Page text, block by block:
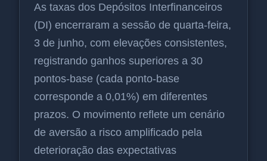
As taxas dos Depósitos Interfinanceiros
(DI) encerraram a sessão de quarta-feira,
3 de junho, com elevações consistentes,
registrando ganhos superiores a 30
pontos-base (cada ponto-base
corresponde a 0,01%) em diferentes
prazos. O movimento reflete um cenário
de aversão a risco amplificado pela
deterioração das expectativas